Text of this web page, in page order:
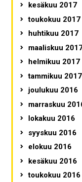
kesäkuu 2017
toukokuu 2017
huhtikuu 2017
maaliskuu
helmikuu 2017
tammikuu 2017
joulukuu 2016
marraskuu
lokakuu 2016
syyskuu 2016
elokuu 2016
kesäkuu 2016
toukokuu 2016